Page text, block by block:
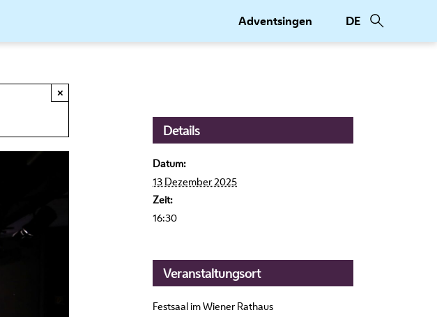
Adventsingen DE
×
Details
Datum:
13 Dezember 2025
Zeit:
16:30
Veranstaltungsort
Festsaal im Wiener Rathaus